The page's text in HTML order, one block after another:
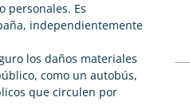
personales. Es
independientemente
los daños materiales
como un autobús,
que circulen por